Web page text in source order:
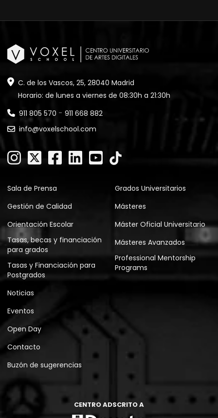
C. de los Vascos, 25, 28040 Madrid
Horario: de lunes a viernes de 08:30h a 21:30h
911 805 570 - 911 668 882
info@voxelschool.com
Sala de Prensa
Gestión de Calidad
Orientación Escolar
Tasas, becas y financiación
para grados
Tasas y Financiación para
Postgrados
Grados Universitarios
Másteres
Máster Oficial Universitario
Másteres Avanzados
Professional Mentorship
Programs
Noticias
Eventos
Open Day
Contacto
Buzón de sugerencias
CENTRO ADSCRITO A